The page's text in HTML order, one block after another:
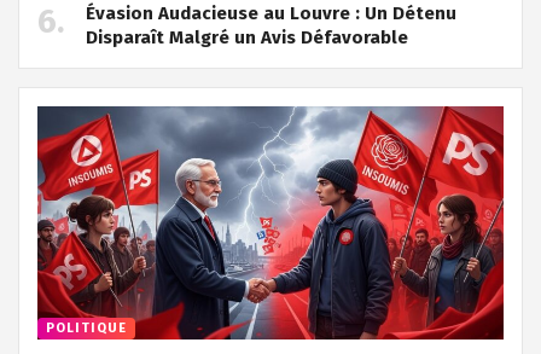
Évasion Audacieuse au Louvre : Un Détenu
Disparaît Malgré un Avis Défavorable
POLITIQUE